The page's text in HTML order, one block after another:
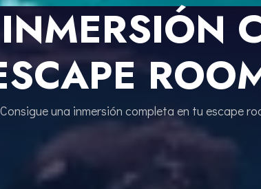
Consigue una inmersión completa en tu escape